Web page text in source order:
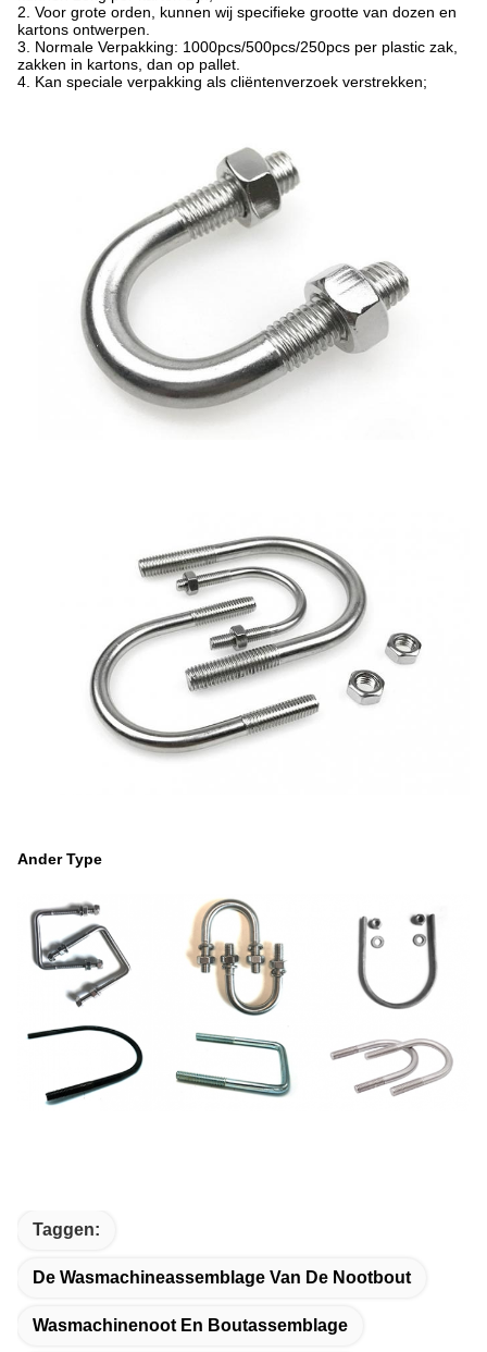
2. Voor grote orden, kunnen wij specifieke grootte van dozen en
kartons ontwerpen.
3. Normale Verpakking: 1000pcs/500pcs/250pcs per plastic zak,
zakken in kartons, dan op pallet.
4. Kan speciale verpakking als cliëntenverzoek verstrekken;
Ander Type
Taggen:
De Wasmachineassemblage Van De Nootbout
Wasmachinenoot En Boutassemblage